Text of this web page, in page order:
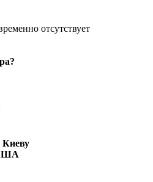
отсутствует
Киеву